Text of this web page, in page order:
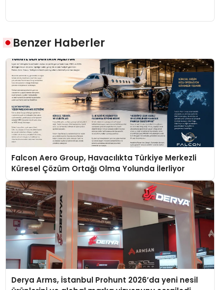
Benzer Haberler
Falcon Aero Group, Havacılıkta Türkiye Merkezli
Küresel Çözüm Ortağı Olma Yolunda İlerliyor
Derya Arms, İstanbul Prohunt 2026’da yeni nesil